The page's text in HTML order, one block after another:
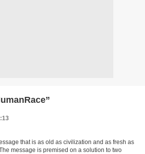
that is as old as civilization and as fresh as
message is premised on a solution to two